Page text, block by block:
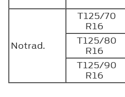
Notrad.
T125/70
R16
T125/80
R16
T125/90
R16